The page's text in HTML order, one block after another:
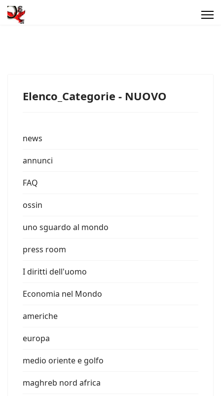
Elenco_Categorie - NUOVO
news
annunci
FAQ
ossin
uno sguardo al mondo
press room
I diritti dell'uomo
Economia nel Mondo
americhe
europa
medio oriente e golfo
maghreb nord africa